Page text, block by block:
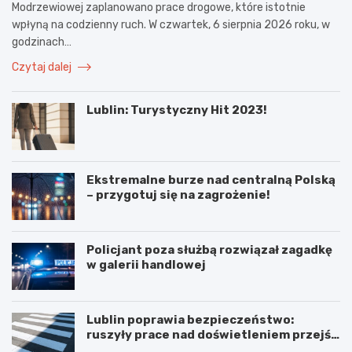
Modrzewiowej zaplanowano prace drogowe, które istotnie
wpłyną na codzienny ruch. W czwartek, 6 sierpnia 2026 roku, w
godzinach…
Czytaj dalej
Lublin: Turystyczny Hit 2023!
Ekstremalne burze nad centralną Polską
– przygotuj się na zagrożenie!
Policjant poza służbą rozwiązał zagadkę
w galerii handlowej
Lublin poprawia bezpieczeństwo:
ruszyły prace nad doświetleniem przejść